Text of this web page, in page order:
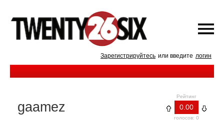
Зарегистрируйтесь или введите логин
Рейтинг
0.00
голосов: 0
gaamez